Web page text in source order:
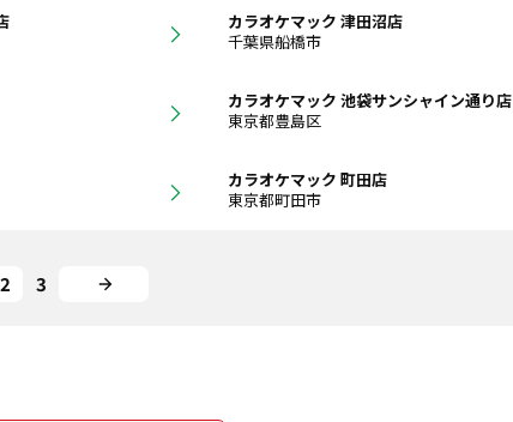
カラオケマック 津田沼店
千葉県船橋市
カラオケマック 池袋サンシャイン通り店
東京都豊島区
カラオケマック 町田店
東京都町田市
2 3